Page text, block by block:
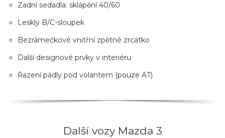
Zadní sedadla: sklápění 40/60
Lesklý B/C-sloupek
Bezrámečkové vnitřní zpětné zrcátko
Další designové prvky v interiéru
Řazení pádly pod volantem (pouze AT)
Další vozy Mazda 3